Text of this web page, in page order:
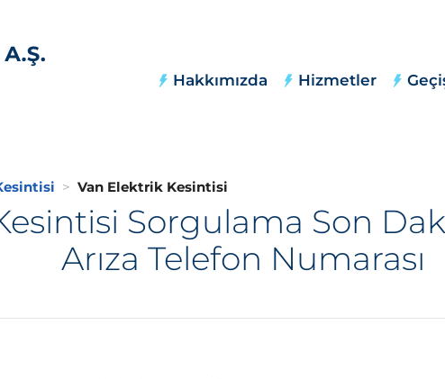
Hakkımızda Hizmetler
Van Elektrik Kesintisi
Sorgulama Son
Arıza Telefon Numarası